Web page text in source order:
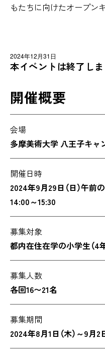
もたちに向けたオープン
2024年12月31日
本イベントは終了し
開催概要
会場
多摩美術大学 八王子キャ
開催日時
2024年9月29日（日）午前
14:00～15:30
募集対象
都内在住在学の小学生（4
募集人数
各回16〜21名
募集期間
2024年8月1日（木）～9月2